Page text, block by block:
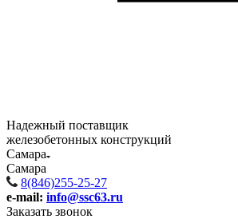
Надежный поставщик
железобетонных конструкций
Самара
Самара
8(846)255-25-27
e-mail: info@ssc63.ru
Заказать звонок